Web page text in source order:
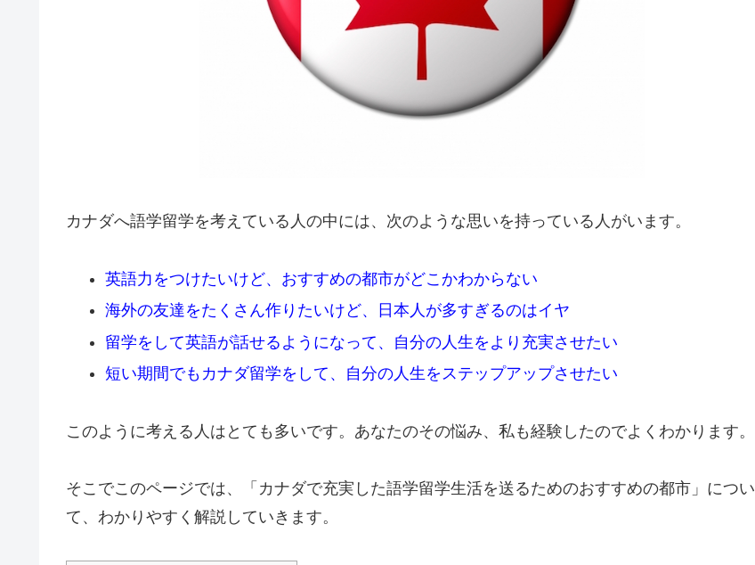
カナダへ語学留学を考えている人の中には、次のような思いを持っている人がいます。
英語力をつけたいけど、おすすめの都市がどこかわからない
海外の友達をたくさん作りたいけど、日本人が多すぎるのはイヤ
留学をして英語が話せるようになって、自分の人生をより充実させたい
短い期間でもカナダ留学をして、自分の人生をステップアップさせたい
このように考える人はとても多いです。あなたのその悩み、私も経験したのでよくわかります。
そこでこのページでは、「カナダで充実した語学留学生活を送るためのおすすめの都市」につい
て、わかりやすく解説していきます。